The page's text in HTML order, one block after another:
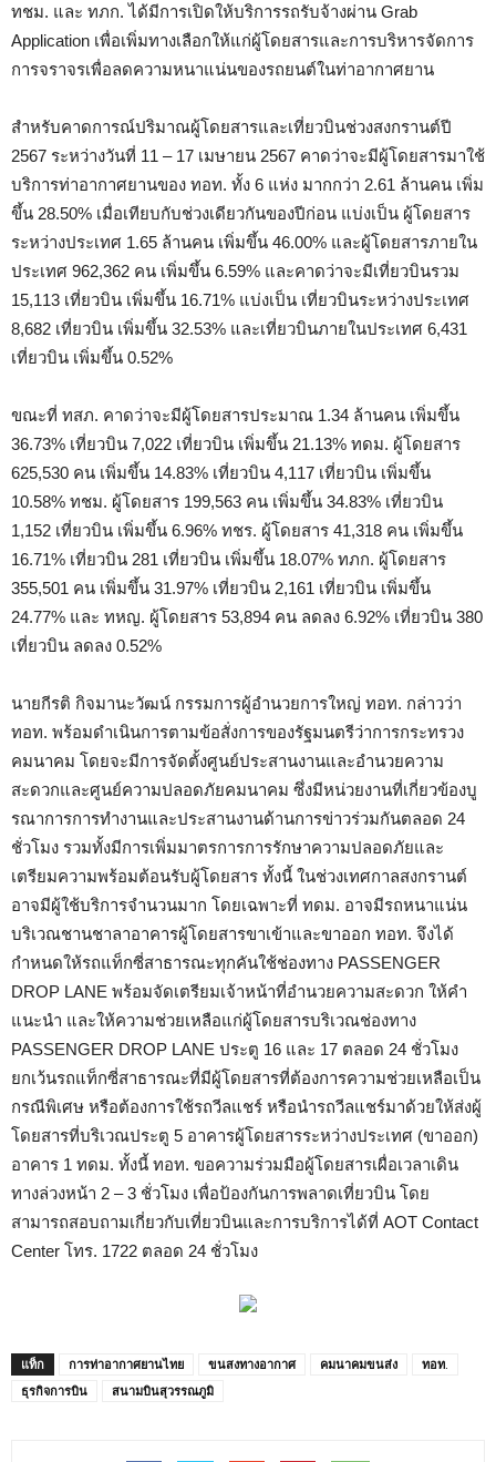
ทชม. และ ทภก. ได้มีการเปิดให้บริการรถรับจ้างผ่าน Grab
Application เพื่อเพิ่มทางเลือกให้แก่ผู้โดยสารและการบริหารจัดการ
การจราจรเพื่อลดความหนาแน่นของรถยนต์ในท่าอากาศยาน
สำหรับคาดการณ์ปริมาณผู้โดยสารและเที่ยวบินช่วงสงกรานต์ปี
2567 ระหว่างวันที่ 11 – 17 เมษายน 2567 คาดว่าจะมีผู้โดยสารมาใช้
บริการท่าอากาศยานของ ทอท. ทั้ง 6 แห่ง มากกว่า 2.61 ล้านคน เพิ่ม
ขึ้น 28.50% เมื่อเทียบกับช่วงเดียวกันของปีก่อน แบ่งเป็น ผู้โดยสาร
ระหว่างประเทศ 1.65 ล้านคน เพิ่มขึ้น 46.00% และผู้โดยสารภายใน
ประเทศ 962,362 คน เพิ่มขึ้น 6.59% และคาดว่าจะมีเที่ยวบินรวม
15,113 เที่ยวบิน เพิ่มขึ้น 16.71% แบ่งเป็น เที่ยวบินระหว่างประเทศ
8,682 เที่ยวบิน เพิ่มขึ้น 32.53% และเที่ยวบินภายในประเทศ 6,431
เที่ยวบิน เพิ่มขึ้น 0.52%
ขณะที่ ทสภ. คาดว่าจะมีผู้โดยสารประมาณ 1.34 ล้านคน เพิ่มขึ้น
36.73% เที่ยวบิน 7,022 เที่ยวบิน เพิ่มขึ้น 21.13% ทดม. ผู้โดยสาร
625,530 คน เพิ่มขึ้น 14.83% เที่ยวบิน 4,117 เที่ยวบิน เพิ่มขึ้น
10.58% ทชม. ผู้โดยสาร 199,563 คน เพิ่มขึ้น 34.83% เที่ยวบิน
1,152 เที่ยวบิน เพิ่มขึ้น 6.96% ทชร. ผู้โดยสาร 41,318 คน เพิ่มขึ้น
16.71% เที่ยวบิน 281 เที่ยวบิน เพิ่มขึ้น 18.07% ทภก. ผู้โดยสาร
355,501 คน เพิ่มขึ้น 31.97% เที่ยวบิน 2,161 เที่ยวบิน เพิ่มขึ้น
24.77% และ ทหญ. ผู้โดยสาร 53,894 คน ลดลง 6.92% เที่ยวบิน 380
เที่ยวบิน ลดลง 0.52%
นายกีรติ กิจมานะวัฒน์ กรรมการผู้อำนวยการใหญ่ ทอท. กล่าวว่า
ทอท. พร้อมดำเนินการตามข้อสั่งการของรัฐมนตรีว่าการกระทรวง
คมนาคม โดยจะมีการจัดตั้งศูนย์ประสานงานและอำนวยความ
สะดวกและศูนย์ความปลอดภัยคมนาคม ซึ่งมีหน่วยงานที่เกี่ยวข้องบู
รณาการการทำงานและประสานงานด้านการข่าวร่วมกันตลอด 24
ชั่วโมง รวมทั้งมีการเพิ่มมาตรการการรักษาความปลอดภัยและ
เตรียมความพร้อมต้อนรับผู้โดยสาร ทั้งนี้ ในช่วงเทศกาลสงกรานต์
อาจมีผู้ใช้บริการจำนวนมาก โดยเฉพาะที่ ทดม. อาจมีรถหนาแน่น
บริเวณชานชาลาอาคารผู้โดยสารขาเข้าและขาออก ทอท. จึงได้
กำหนดให้รถแท็กซี่สาธารณะทุกคันใช้ช่องทาง PASSENGER
DROP LANE พร้อมจัดเตรียมเจ้าหน้าที่อำนวยความสะดวก ให้คำ
แนะนำ และให้ความช่วยเหลือแก่ผู้โดยสารบริเวณช่องทาง
PASSENGER DROP LANE ประตู 16 และ 17 ตลอด 24 ชั่วโมง
ยกเว้นรถแท็กซี่สาธารณะที่มีผู้โดยสารที่ต้องการความช่วยเหลือเป็น
กรณีพิเศษ หรือต้องการใช้รถวีลแชร์ หรือนำรถวีลแชร์มาด้วยให้ส่งผู้
โดยสารที่บริเวณประตู 5 อาคารผู้โดยสารระหว่างประเทศ (ขาออก)
อาคาร 1 ทดม. ทั้งนี้ ทอท. ขอความร่วมมือผู้โดยสารเผื่อเวลาเดิน
ทางล่วงหน้า 2 – 3 ชั่วโมง เพื่อป้องกันการพลาดเที่ยวบิน โดย
สามารถสอบถามเกี่ยวกับเที่ยวบินและการบริการได้ที่ AOT Contact
Center โทร. 1722 ตลอด 24 ชั่วโมง
แท็ก การท่าอากาศยานไทย ขนสงทางอากาศ คมนาคมขนส่ง
ทอท.
ธุรกิจการบิน
สนามบินสุวรรณภูมิ